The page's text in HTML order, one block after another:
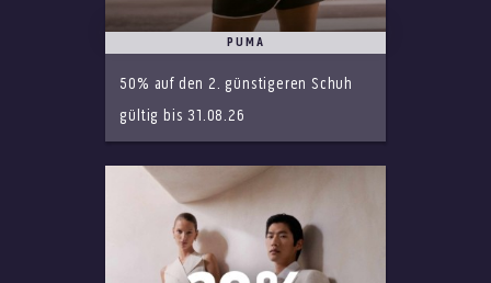
PUMA
50% auf den 2. günstigeren Schuh
gültig bis 31.08.26